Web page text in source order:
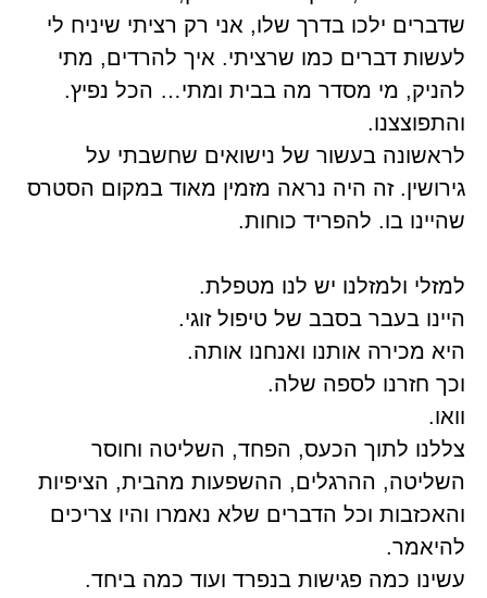
שדברים ילכו בדרך שלו, אני רק רציתי שיניח לי
לעשות דברים כמו שרציתי. איך להרדים, מתי
להניק, מי מסדר מה בבית ומתי… הכל נפיץ.
והתפוצצנו.
לראשונה בעשור של נישואים שחשבתי על
גירושין. זה היה נראה מזמין מאוד במקום הסטרס
שהיינו בו. להפריד כוחות.
למזלי ולמזלנו יש לנו מטפלת.
היינו בעבר בסבב של טיפול זוגי.
היא מכירה אותנו ואנחנו אותה.
וכך חזרנו לספה שלה.
וואו.
צללנו לתוך הכעס, הפחד, השליטה וחוסר
השליטה, ההרגלים, ההשפעות מהבית, הציפיות
והאכזבות וכל הדברים שלא נאמרו והיו צריכים
להיאמר.
עשינו כמה פגישות בנפרד ועוד כמה ביחד.